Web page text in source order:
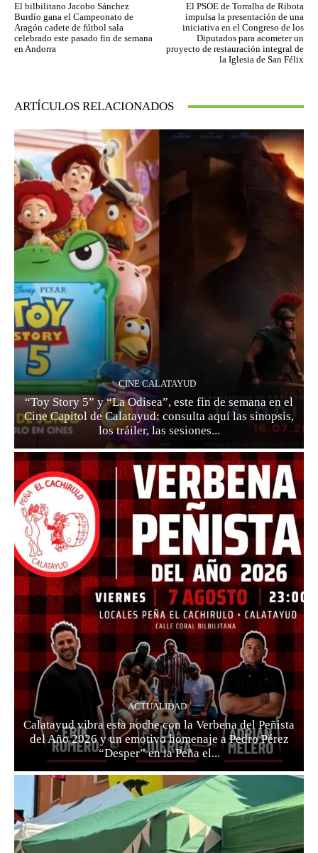
El bilbilitano Jacobo Sánchez
Burdío gana el Campeonato de
Aragón cadete de fútbol sala
celebrado este pasado fin de semana
en Andorra
El PSOE de Torralba de Ribota
impulsa la presentación de una
iniciativa en el Congreso de los
Diputados para acometer un
proyecto de restauración integral de
la Iglesia de San Félix
ARTÍCULOS RELACIONADOS
CINE CALATAYUD
“Toy Story 5” y “La Odisea”, este fin de semana en el
Cine Capitol de Calatayud: consulta aquí las sinopsis,
los tráiler, las sesiones...
ACTUALIDAD
Calatayud vibra esta noche con la Verbena del Peñista
del Año 2026 y un emotivo homenaje a Pedro Pérez
“Desper” en la Peña el...